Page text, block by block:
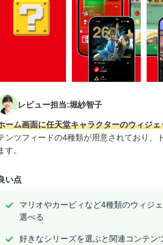
レビュー担当:堀紗智子
ーム画面に任天堂キャラクターのウィジ
ンツフィードの4種類が用意されており、
す。
い点
マリオやカービィなど4種類のウィジ
選べる
好きなシリーズを選ぶと関連コンテン